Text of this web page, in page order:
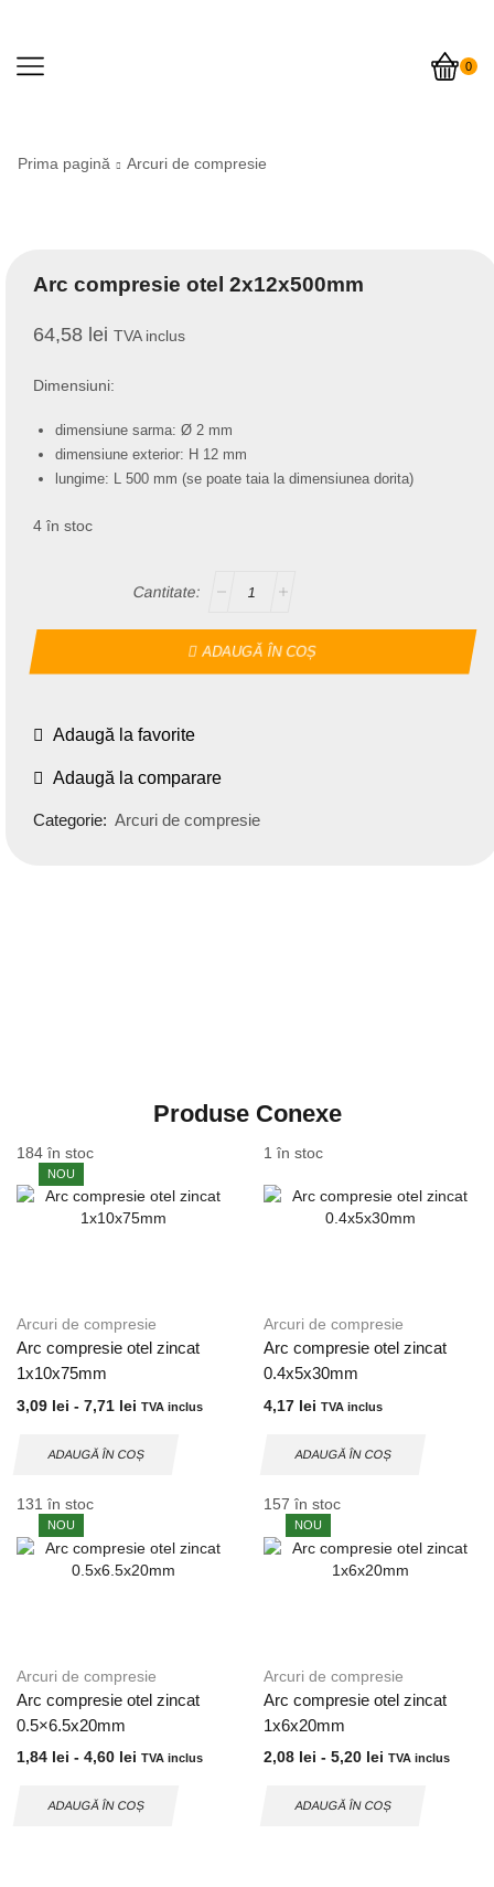
0
Prima pagină Arcuri de compresie
Arc compresie otel 2x12x500mm
64,58 lei TVA inclus
Dimensiuni:
dimensiune sarma: Ø 2 mm
dimensiune exterior: H 12 mm
lungime: L 500 mm (se poate taia la dimensiunea dorita)
4 în stoc
ADAUGĂ ÎN COȘ
Adaugă la favorite
Adaugă la comparare
Categorie: Arcuri de compresie
Produse Conexe
NOU
184 în stoc
Arcuri de compresie
Arc compresie otel zincat
1x10x75mm
3,09 lei - 7,71 lei TVA inclus
ADAUGĂ ÎN COȘ
1 în stoc
Arcuri de compresie
Arc compresie otel zincat
0.4x5x30mm
4,17 lei TVA inclus
ADAUGĂ ÎN COȘ
NOU
131 în stoc
Arcuri de compresie
Arc compresie otel zincat
0.5×6.5x20mm
1,84 lei - 4,60 lei TVA inclus
ADAUGĂ ÎN COȘ
NOU
157 în stoc
Arcuri de compresie
Arc compresie otel zincat
1x6x20mm
2,08 lei - 5,20 lei TVA inclus
ADAUGĂ ÎN COȘ